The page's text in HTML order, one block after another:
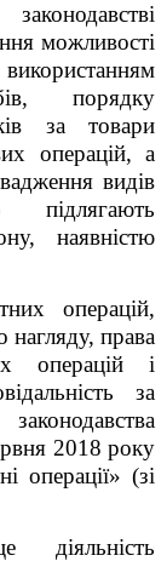
можливості
порядку
за товари
операцій, а
видів
підлягають
наявністю
операцій,
нагляду, права
операцій і
за
2018 року
(зі